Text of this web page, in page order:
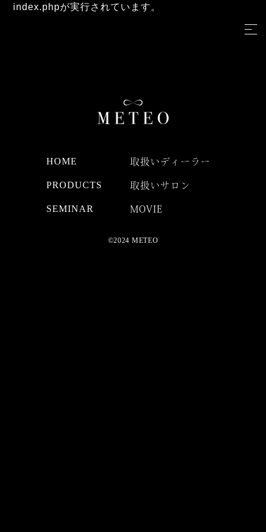
index.phpが実行されています。
HOME
PRODUCTS
SEMINAR
取扱いディーラー
取扱いサロン
MOVIE
©2024 METEO